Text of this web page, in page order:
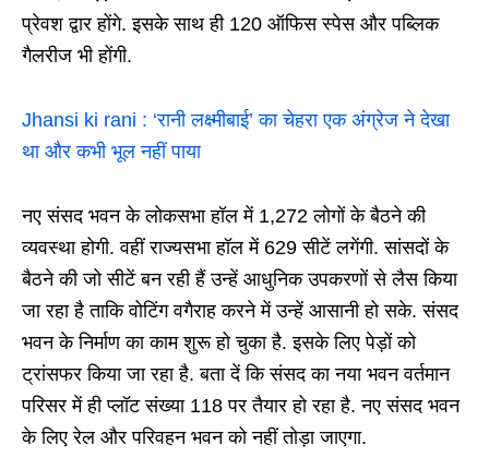
प्रेवश द्वार होंगे. इसके साथ ही 120 ऑफिस स्पेस और पब्लिक
गैलरीज भी होंगी.
Jhansi ki rani : ‘रानी लक्ष्मीबाई’ का चेहरा एक अंग्रेज ने देखा
था और कभी भूल नहीं पाया
नए संसद भवन के लोकसभा हॉल में 1,272 लोगों के बैठने की
व्यवस्था होगी. वहीं राज्यसभा हॉल में 629 सीटें लगेंगी. सांसदों के
बैठने की जो सीटें बन रही हैं उन्हें आधुनिक उपकरणों से लैस किया
जा रहा है ताकि वोटिंग वगैराह करने में उन्हें आसानी हो सके. संसद
भवन के निर्माण का काम शुरू हो चुका है. इसके लिए पेड़ों को
ट्रांसफर किया जा रहा है. बता दें कि संसद का नया भवन वर्तमान
परिसर में ही प्लॉट संख्या 118 पर तैयार हो रहा है. नए संसद भवन
के लिए रेल और परिवहन भवन को नहीं तोड़ा जाएगा.